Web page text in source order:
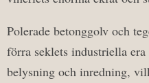
Polerade betonggolv och
förra seklets industriella
belysning och inredning,